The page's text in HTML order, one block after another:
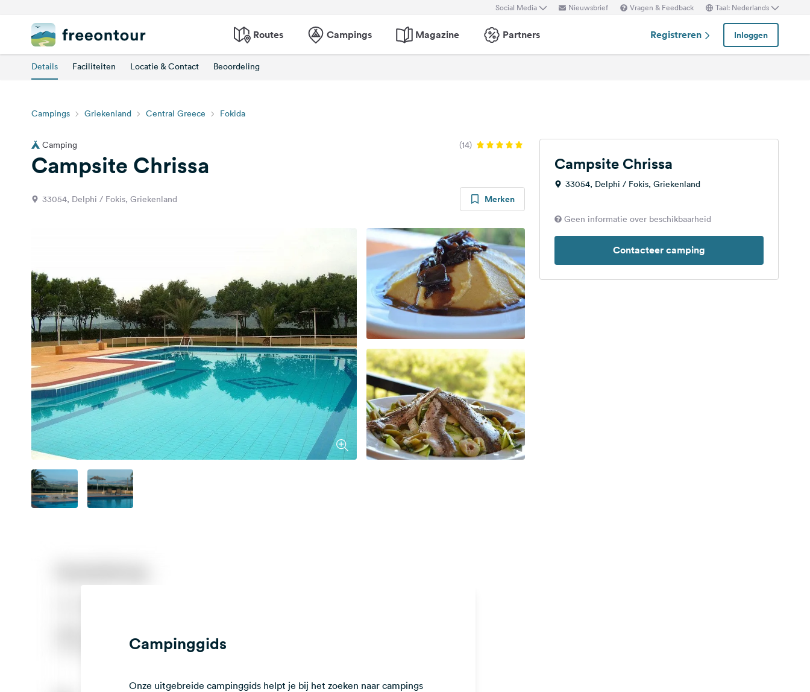
Social Media Nieuwsbrief Vragen & Feedback Taal: Nederlands
Routes Campings Magazine Partners Registreren Inloggen
Details Faciliteiten Locatie & Contact Beoordeling
Campings Griekenland Central Greece Fokida
Camping (14)
Campsite Chrissa
33054, Delphi / Fokis, Griekenland Merken
Campinggids
Onze uitgebreide campinggids helpt je bij het zoeken naar campings
Campsite Chrissa
33054, Delphi / Fokis, Griekenland
Geen informatie over beschikbaarheid
Contacteer camping